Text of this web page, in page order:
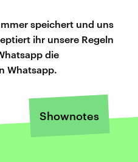
speichert und uns
ihr unsere Regeln
die
Whatsapp.
Shownotes